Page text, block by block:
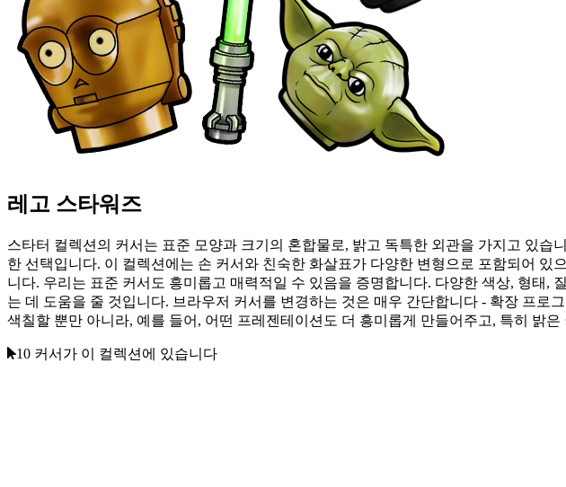
레고 스타워즈
스타터 컬렉션의 커서는 표준 모양과 크기의 혼합물로, 밝고 독특한 외관을 가지고 있
한 선택입니다. 이 컬렉션에는 손 커서와 친숙한 화살표가 다양한 변형으로 포함되어 있
니다. 우리는 표준 커서도 흥미롭고 매력적일 수 있음을 증명합니다. 다양한 색상, 형태
는 데 도움을 줄 것입니다. 브라우저 커서를 변경하는 것은 매우 간단합니다 - 확장 프
색칠할 뿐만 아니라, 예를 들어, 어떤 프레젠테이션도 더 흥미롭게 만들어주고, 특히 밝
10 커서가 이 컬렉션에 있습니다